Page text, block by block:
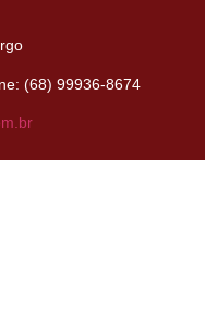
(68) 99936-8674